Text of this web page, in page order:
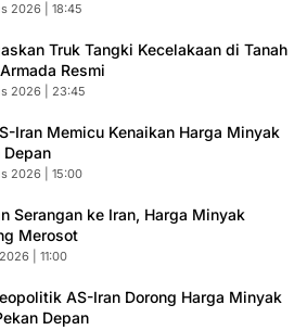
2026 | 18:45
Truk Tangki Kecelakaan di Tanah
Resmi
2026 | 23:45
Iran Memicu Kenaikan Harga Minyak
Depan
2026 | 15:00
Serangan ke Iran, Harga Minyak
Merosot
| 11:00
AS-Iran Dorong Harga Minyak
Depan